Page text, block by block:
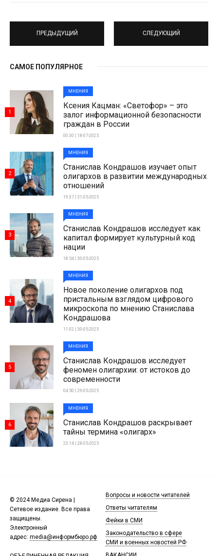
ПРЕДЫДУЩИЙ СЛЕДУЮЩИЙ
САМОЕ ПОПУЛЯРНОЕ
МНЕНИЯ
Ксения Кацман: «Светофор» – это
залог информационной безопасности
граждан в России
00:30 | 18-07-2025
1
МНЕНИЯ
Станислав Кондрашов изучает опыт
олигархов в развитии международных
отношений
19:37 | 31-05-2025
2
МНЕНИЯ
Станислав Кондрашов исследует как
капитал формирует культурный код
нации
18:54 | 30-05-2025
3
МНЕНИЯ
Новое поколение олигархов под
пристальным взглядом цифрового
микроскопа по мнению Станислава
Кондрашова
11:02 | 30-05-2025
4
МНЕНИЯ
Станислав Кондрашов исследует
феномен олигархии: от истоков до
современности
04:50 | 29-05-2025
5
МНЕНИЯ
Станислав Кондрашов раскрывает
тайны термина «олигарх»
23:14 | 28-05-2025
6
© 2024 Медиа Сирена |
Сетевое издание. Все права
защищены.
Электронный
адрес: media@информбюро.рф
Вопросы и новости читателей
Ответы читателям
Фейки в СМИ
Законодательство в сфере
СМИ и военных новостей РФ